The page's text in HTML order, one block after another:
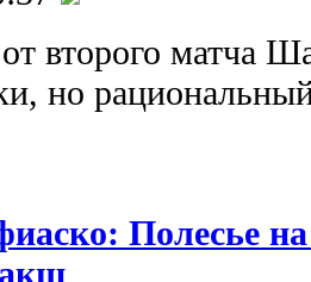
второго матча
но
Полесье